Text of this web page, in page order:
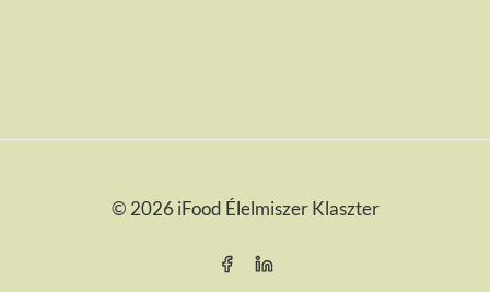
© 2026 iFood Élelmiszer Klaszter